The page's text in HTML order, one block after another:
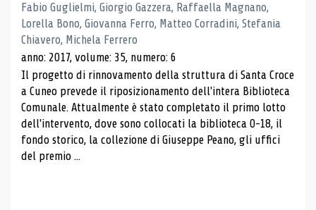
Fabio Guglielmi, Giorgio Gazzera, Raffaella Magnano,
Lorella Bono, Giovanna Ferro, Matteo Corradini, Stefania
Chiavero, Michela Ferrero
anno: 2017, volume: 35, numero: 6
Il progetto di rinnovamento della struttura di Santa Croce
a Cuneo prevede il riposizionamento dell'intera Biblioteca
Comunale. Attualmente è stato completato il primo lotto
dell'intervento, dove sono collocati la biblioteca 0-18, il
fondo storico, la collezione di Giuseppe Peano, gli uffici
del premio ...